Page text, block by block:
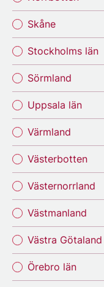
Skåne
Stockholms län
Sörmland
Uppsala län
Värmland
Västerbotten
Västernorrland
Västmanland
Västra Götaland
Örebro län